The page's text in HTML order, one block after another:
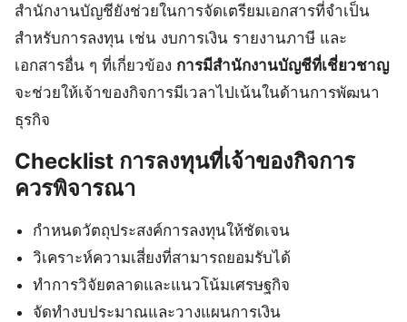
สำนักงานบัญชียังช่วยในการจัดเตรียมเอกสารที่จำเป็น
สำหรับการลงทุน เช่น งบการเงิน รายงานภาษี และ
เอกสารอื่น ๆ ที่เกี่ยวข้อง การมีสำนักงานบัญชีที่เชี่ยวชาญ
จะช่วยให้เจ้าของกิจการมีเวลาไปเน้นในด้านการพัฒนา
ธุรกิจ
Checklist การลงทุนที่เจ้าของกิจการ
ควรพิจารณา
กำหนดวัตถุประสงค์การลงทุนให้ชัดเจน
วิเคราะห์ความเสี่ยงที่สามารถยอมรับได้
ทำการวิจัยตลาดและแนวโน้มเศรษฐกิจ
จัดทำงบประมาณและวางแผนการเงิน